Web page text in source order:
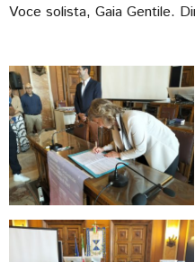
Voce solista, Gaia Gentile.